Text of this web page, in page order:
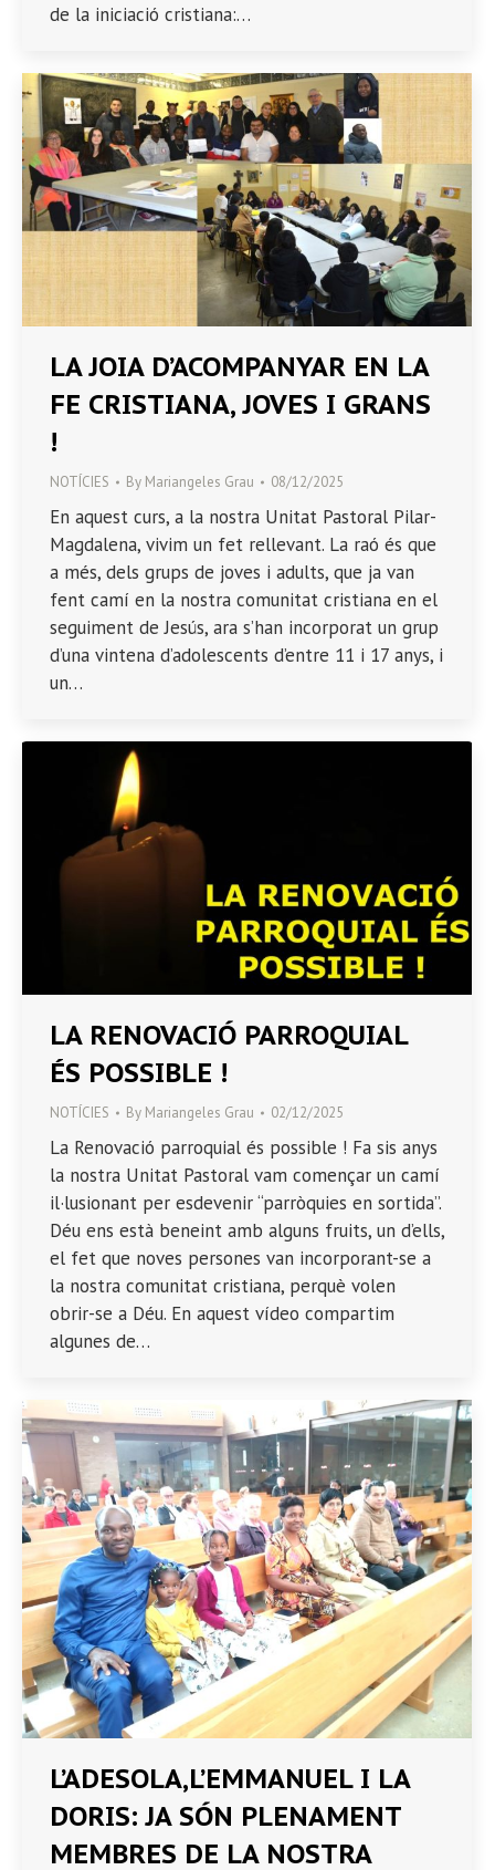
de la iniciació cristiana:…
LA JOIA D’ACOMPANYAR EN LA
FE CRISTIANA, JOVES I GRANS
!
NOTÍCIES By Mariangeles Grau 08/12/2025
En aquest curs, a la nostra Unitat Pastoral Pilar-
Magdalena, vivim un fet rellevant. La raó és que
a més, dels grups de joves i adults, que ja van
fent camí en la nostra comunitat cristiana en el
seguiment de Jesús, ara s’han incorporat un grup
d’una vintena d’adolescents d’entre 11 i 17 anys, i
un…
LA RENOVACIÓ PARROQUIAL
ÉS POSSIBLE !
NOTÍCIES By Mariangeles Grau 02/12/2025
La Renovació parroquial és possible ! Fa sis anys
la nostra Unitat Pastoral vam començar un camí
il·lusionant per esdevenir “parròquies en sortida”.
Déu ens està beneint amb alguns fruits, un d’ells,
el fet que noves persones van incorporant-se a
la nostra comunitat cristiana, perquè volen
obrir-se a Déu. En aquest vídeo compartim
algunes de…
L’ADESOLA,L’EMMANUEL I LA
DORIS: JA SÓN PLENAMENT
MEMBRES DE LA NOSTRA